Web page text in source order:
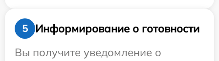
5
Информирование о готовности
Вы получите уведомление о